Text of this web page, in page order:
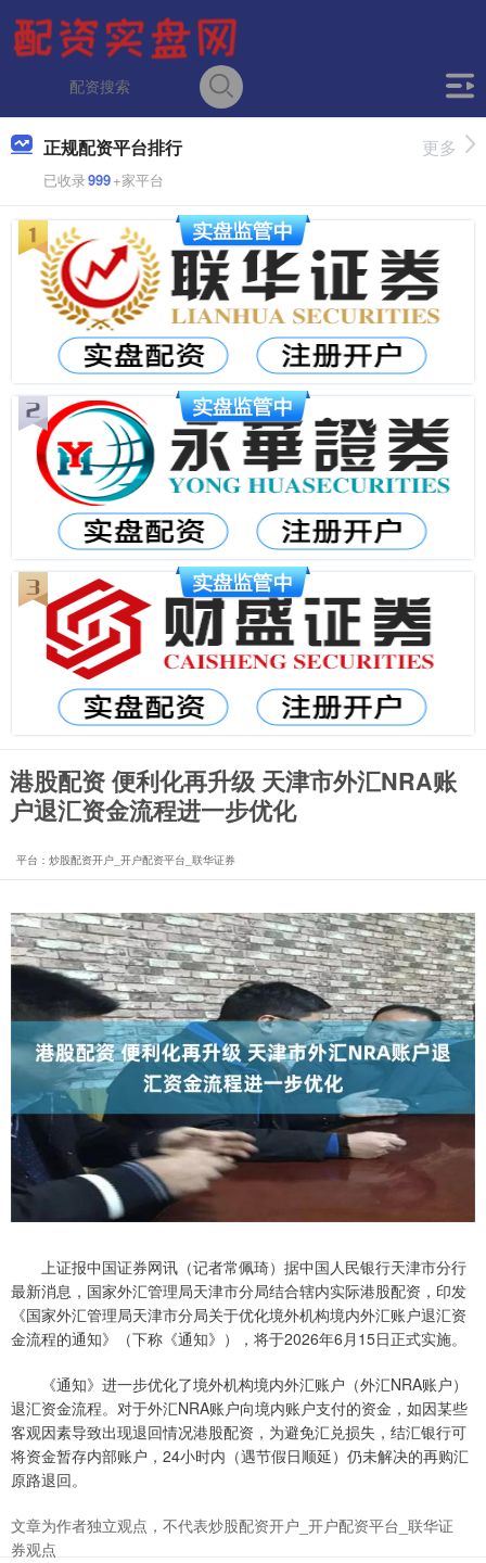
正规配资平台排行
已收录999+家平台
更多
港股配资 便利化再升级 天津市外汇NRA账
户退汇资金流程进一步优化
平台：炒股配资开户_开户配资平台_联华证券
上证报中国证券网讯（记者常佩琦）据中国人民银行天津市分行
最新消息，国家外汇管理局天津市分局结合辖内实际港股配资，印发
《国家外汇管理局天津市分局关于优化境外机构境内外汇账户退汇资
金流程的通知》（下称《通知》），将于2026年6月15日正式实施。
《通知》进一步优化了境外机构境内外汇账户（外汇NRA账户）
退汇资金流程。对于外汇NRA账户向境内账户支付的资金，如因某些
客观因素导致出现退回情况港股配资，为避免汇兑损失，结汇银行可
将资金暂存内部账户，24小时内（遇节假日顺延）仍未解决的再购汇
原路退回。
文章为作者独立观点，不代表炒股配资开户_开户配资平台_联华证
券观点